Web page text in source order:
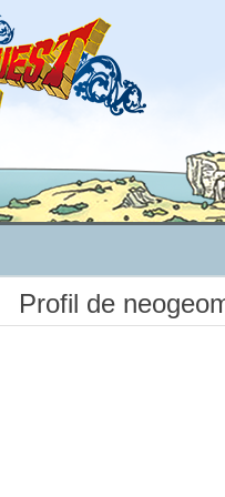
Profil de